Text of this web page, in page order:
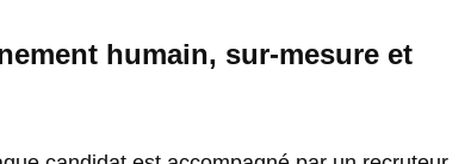
humain, sur-mesure et